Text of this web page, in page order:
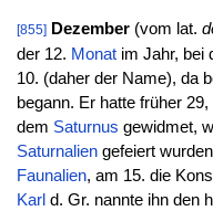
[855] Dezember(vom lat.
der 12. Monatim Jahr, bei
10. (daher der Name), da
begann. Er hatte früher 29,
dem Saturnus gewidmet,
Saturnaliengefeiert
Faunalien, am 15. die
Karl d. Gr. nannte ihn den